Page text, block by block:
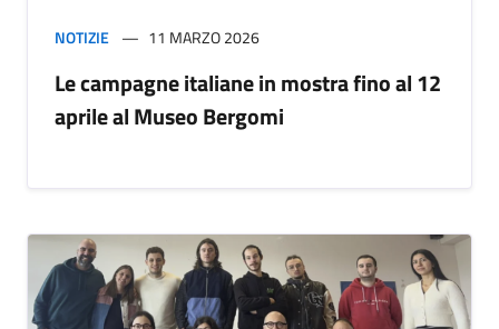
NOTIZIE 11 MARZO 2026
Le campagne italiane in mostra fino al 12
aprile al Museo Bergomi